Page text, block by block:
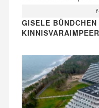
GISELE